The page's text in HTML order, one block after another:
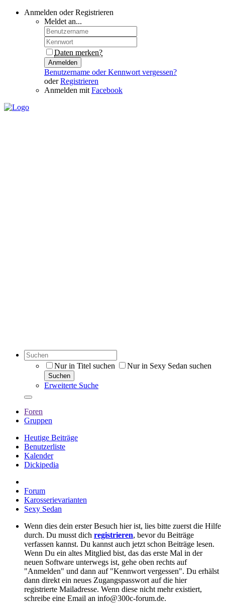
Anmelden oder Registrieren
Meldet an...
Daten merken?
Anmelden
Benutzername oder Kennwort vergessen?
oderRegistrieren
Anmelden mit Facebook
Nur in Titel suchen Nur in Sexy Sedan suchen
Suchen
Erweiterte Suche
Foren
Gruppen
Heutige Beiträge
Benutzerliste
Kalender
Dickipedia
Forum
Karosserievarianten
Sexy Sedan
Wenn dies dein erster Besuch hier ist, lies bitte zuerst die Hilfe
durch. Du musst dich registrieren, bevor du Beiträge
verfassen kannst. Du kannst auch jetzt schon Beiträge lesen.
Wenn Du ein altes Mitglied bist, das das erste Mal in der
neuen Software unterwegs ist, gehe oben rechts auf
"Anmelden" und dann auf "Kennwort vergessen". Du erhälst
dann direkt ein neues Zugangspasswort auf die hier
registrierte Mailadresse. Wenn diese nicht mehr existiert,
schreibe eine Email an info@300c-forum.de.